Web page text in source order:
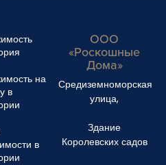
на
в
в
ООО
«Роскошные
Дома»
Средиземноморская
улица,
Здание
Королевских садов